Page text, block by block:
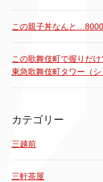
この親子丼なんと…8000
この歌舞伎町で握りだ
東急歌舞伎町タワー（シ
カテゴリー
三越前
三軒茶屋